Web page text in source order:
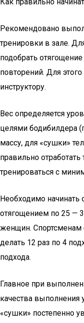
Рекомендовано
тренировки в зале.
подобрать
повторений. Для
инструктору.
Вес определяется
целями бодибилдера
массу, для «сушки»
правильно
тренироваться с
Необходимо начинать
отягощением по 25 —
женщин.
делать 12 раз по 4
подхода.
Главное при
качества выполнения
«сушки» постепенно